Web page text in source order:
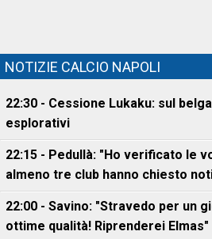
NOTIZIE CALCIO NAPOLI
22:30 - Cessione Lukaku: sul
esplorativi
22:15 - Pedullà: "Ho verificato le
almeno tre club hanno chiesto
22:00 - Savino: "Stravedo per un
ottime qualità! Riprenderei Elmas"